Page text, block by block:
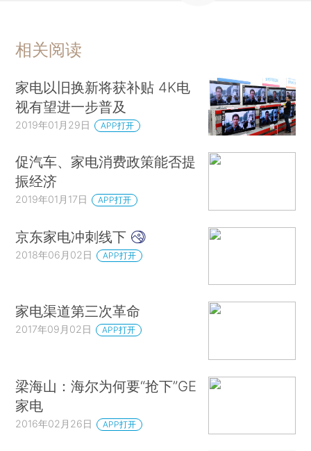
相关阅读
家电以旧换新将获补贴 4K电
视有望进一步普及
2019年01月29日 APP打开
促汽车、家电消费政策能否提
振经济
2019年01月17日 APP打开
京东家电冲刺线下
2018年06月02日 APP打开
家电渠道第三次革命
2017年09月02日 APP打开
梁海山：海尔为何要“抢下”GE
家电
2016年02月26日 APP打开